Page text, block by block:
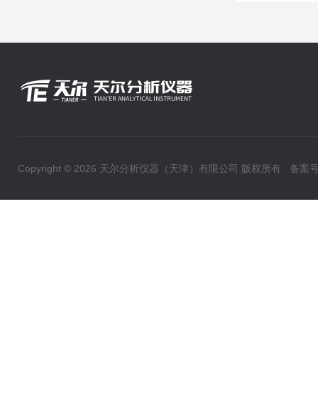
Copyright © 2026 天尔分析仪器（天津）有限公司 版权所有 备案